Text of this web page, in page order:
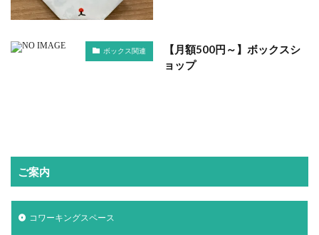
ボックス関連
【月額500円～】ボックスシ
ョップ
ご案内
コワーキングスペース